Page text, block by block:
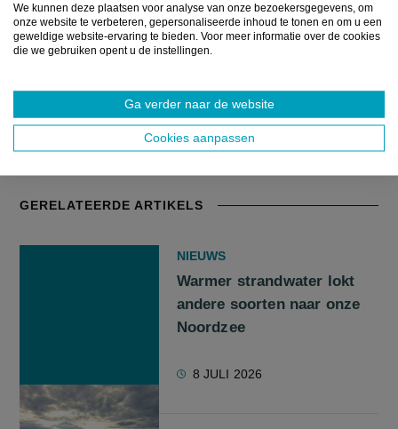
We kunnen deze plaatsen voor analyse van onze bezoekersgegevens, om
onze website te verbeteren, gepersonaliseerde inhoud te tonen en om u een
geweldige website-ervaring te bieden. Voor meer informatie over de cookies
die we gebruiken opent u de instellingen.
Ga verder naar de website
Cookies aanpassen
Lees meer
Eigen berichtgeving / VLAM
GERELATEERDE ARTIKELS
NIEUWS
Warmer strandwater lokt
andere soorten naar onze
Noordzee
8 JULI 2026